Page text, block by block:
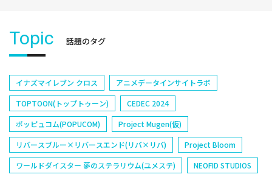
Topic 話題のタグ
イナズマイレブン クロス
アニメデータインサイトラボ
TOPTOON(トップトゥーン)
CEDEC 2024
ポッピュコム(POPUCOM)
Project Mugen(仮)
リバースブルー×リバースエンド(リバ×リバ)
Project Bloom
ワールドダイスター 夢のステラリウム(ユメステ)
NEOFID STUDIOS